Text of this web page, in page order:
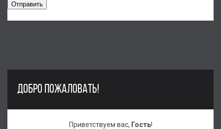
Отправить
ДОБРО ПОЖАЛОВАТЬ!
Приветствуем вас, Гость!